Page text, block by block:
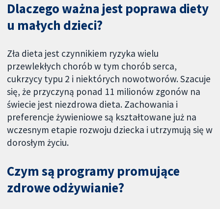
Dlaczego ważna jest poprawa diety
u małych dzieci?
Zła dieta jest czynnikiem ryzyka wielu
przewlekłych chorób w tym chorób serca,
cukrzycy typu 2 i niektórych nowotworów. Szacuje
się, że przyczyną ponad 11 milionów zgonów na
świecie jest niezdrowa dieta. Zachowania i
preferencje żywieniowe są kształtowane już na
wczesnym etapie rozwoju dziecka i utrzymują się w
dorosłym życiu.
Czym są programy promujące
zdrowe odżywianie?